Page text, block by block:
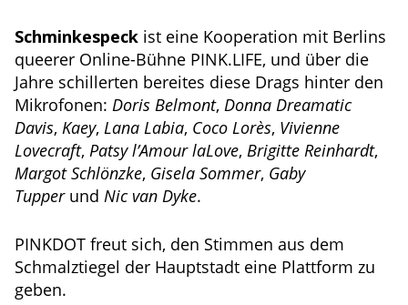
Schminkespeck ist eine Kooperation mit Berlins
queerer Online-Bühne PINK.LIFE, und über die
Jahre schillerten bereites diese Drags hinter den
Mikrofonen: Doris Belmont, Donna Dreamatic
Davis, Kaey, Lana Labia, Coco Lorès, Vivienne
Lovecraft, Patsy l’Amour laLove, Brigitte Reinhardt,
Margot Schlönzke, Gisela Sommer, Gaby
Tupper und Nic van Dyke.
PINKDOT freut sich, den Stimmen aus dem
Schmalztiegel der Hauptstadt eine Plattform zu
geben.